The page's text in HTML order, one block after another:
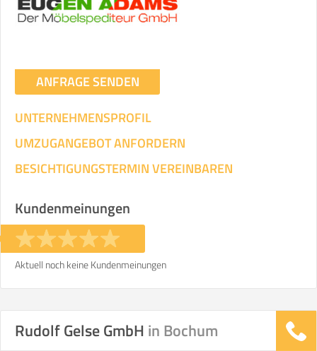
ANFRAGE SENDEN
UNTERNEHMENSPROFIL
UMZUGANGEBOT ANFORDERN
BESICHTIGUNGSTERMIN VEREINBAREN
Kundenmeinungen
Aktuell noch keine Kundenmeinungen
Rudolf Gelse GmbH in Bochum